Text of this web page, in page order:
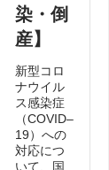
染・倒
産】
新型コロ
ナウイル
ス感染症
（COVID–
19）への
対応につ
いて、国